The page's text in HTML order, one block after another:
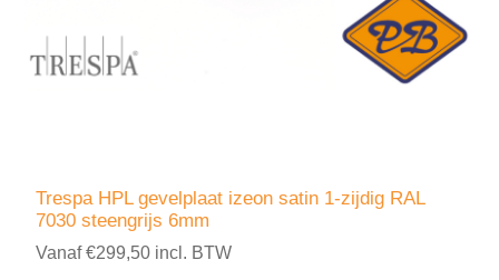
Trespa HPL gevelplaat izeon satin 1-zijdig RAL
7030 steengrijs 6mm
Vanaf €299,50 incl. BTW